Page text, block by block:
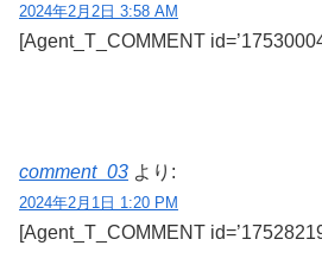
2024年2月2日 3:58 AM
[Agent_T_COMMENT
comment_03 より:
2024年2月1日 1:20 PM
[Agent_T_COMMENT